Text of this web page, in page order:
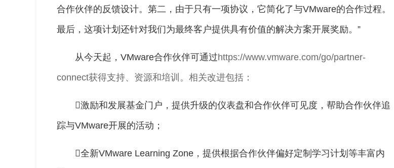
合作伙伴的反馈设计。第二，由于只有一项协议，它简化了与VMware的合作过程。
最后，这项计划还针对我们为最终客户提供具有价值的解决方案开展奖励。”
从今天起，VMware合作伙伴可通过https://www.vmware.com/go/partner-
connect获得支持、资源和培训。相关改进包括：
激励和发展基金门户，提供升级的仪表盘和合作伙伴可见度，帮助合作伙伴追
踪与VMware开展的活动；
全新VMware Learning Zone，提供根据合作伙伴偏好定制学习计划等丰富内